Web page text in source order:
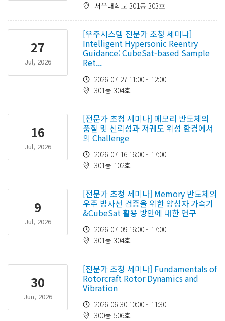
서울대학교 301동 303호
27
Jul, 2026
[우주시스템 전문가 초청 세미나]
Intelligent Hypersonic Reentry
Guidance: CubeSat-based Sample
Ret...
2026-07-27 11:00 ~ 12:00
301동 304호
16
Jul, 2026
[전문가 초청 세미나] 메모리 반도체의
품질 및 신뢰성과 저궤도 위성 환경에서
의 Challenge
2026-07-16 16:00 ~ 17:00
301동 102호
9
Jul, 2026
[전문가 초청 세미나] Memory 반도체의
우주 방사선 검증을 위한 양성자 가속기
&CubeSat 활용 방안에 대한 연구
2026-07-09 16:00 ~ 17:00
301동 304호
30
Jun, 2026
[전문가 초청 세미나] Fundamentals of
Rotorcraft Rotor Dynamics and
Vibration
2026-06-30 10:00 ~ 11:30
300동 506호